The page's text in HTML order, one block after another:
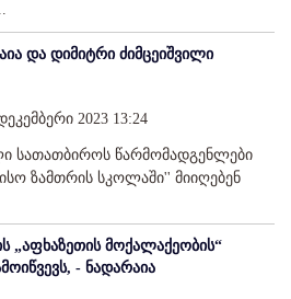
და დიმიტრი ძიმცეიშვილი
2023 13:24
სათათბიროს წარმომადგენლები
ზამთრის სკოლაში'' მიიღებენ
„აფხაზეთის მოქალაქეობის“
- ნადარაია